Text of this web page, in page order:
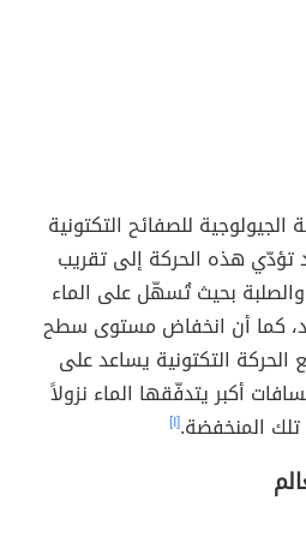
للصفائح التكتونية
هذه الحركة إلى تقريب
بحيث تُسهّل على الماء
كما أن انخفاض مستوى سطح
الحركة التكتونية يساعد على
أكبر يتدفّقها الماء نزولاً
المنخفضة.[١]